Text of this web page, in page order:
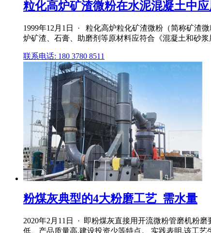
粒化高炉矿渣微粉在水泥混凝土中
1999年12月1日 · 粒化高炉粒化矿渣微粉（简称矿渣
炉矿渣、石膏、助磨剂等原材料应符合《混凝土和砂浆
联系电话: 180 3780 8511
粉煤灰典型的4大粉磨工艺_需水量
2020年2月11日 · 即粉煤灰直接用开流微粉管磨机粉
低、产品质量高,建设投资少等特点。 实践表明,该工艺